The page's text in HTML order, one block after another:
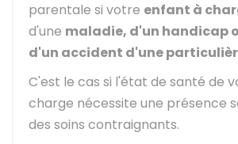
parentale si votre enfant à
d'une maladie, d'un handicap
d'un accident d'une
C'est le cas si l'état de santé de
charge nécessite une présence
des soins contraignants.